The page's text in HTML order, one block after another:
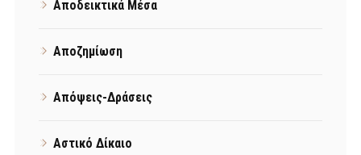
Αποδεικτικά Μέσα
Αποζημίωση
Απόψεις-Δράσεις
Αστικό Δίκαιο